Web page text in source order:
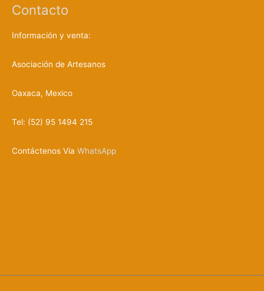
o
d
c
t
Contacto
Información y venta:
Asociación de Artesanos
Oaxaca, Mexico
Tel: (52) 95 1494 215
Contáctenos Via WhatsApp